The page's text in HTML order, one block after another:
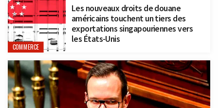
COMMERCE
Les nouveaux droits de douane
américains touchent un tiers des
exportations singapouriennes vers
les États-Unis